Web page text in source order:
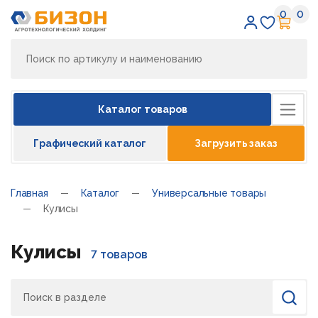
0 0
Каталог товаров
Графический каталог Загрузить заказ
Главная Каталог
Универсальные товары
Кулисы
Кулисы 7 товаров
Найти